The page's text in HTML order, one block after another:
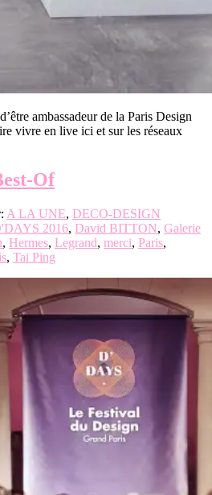
ambassadeur de la Paris Design
vivre en live ici et sur les réseaux
Of
A LA UNE, DECO-DESIGN
2016, David BITTON, Galerie
, Hermes, Legrand, merci, Paris,
, Tai Ping